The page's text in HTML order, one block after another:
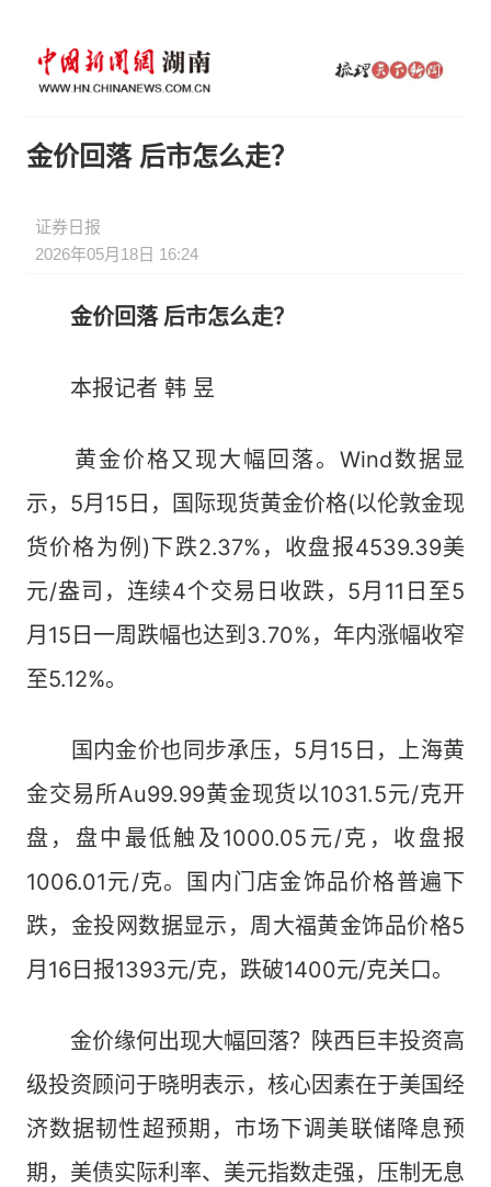
金价回落 后市怎么走？
证券日报
2026年05月18日 16:24
金价回落 后市怎么走？
本报记者 韩 昱
黄金价格又现大幅回落。Wind数据显
示，5月15日，国际现货黄金价格(以伦敦金现
货价格为例)下跌2.37%，收盘报4539.39美
元/盎司，连续4个交易日收跌，5月11日至5
月15日一周跌幅也达到3.70%，年内涨幅收窄
至5.12%。
国内金价也同步承压，5月15日，上海黄
金交易所Au99.99黄金现货以1031.5元/克开
盘，盘中最低触及1000.05元/克，收盘报
1006.01元/克。国内门店金饰品价格普遍下
跌，金投网数据显示，周大福黄金饰品价格5
月16日报1393元/克，跌破1400元/克关口。
金价缘何出现大幅回落？陕西巨丰投资高
级投资顾问于晓明表示，核心因素在于美国经
济数据韧性超预期，市场下调美联储降息预
期，美债实际利率、美元指数走强，压制无息